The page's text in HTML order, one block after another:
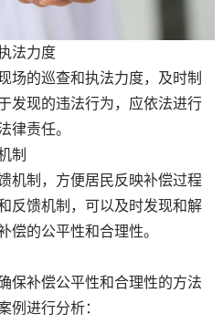
法力度
场的巡查和执法力度，及时制
发现的违法行为，应依法进行
律责任。
制
机制，方便居民反映补偿过程
反馈机制，可以及时发现和解
偿的公平性和合理性。
保补偿公平性和合理性的方法
例进行分析：